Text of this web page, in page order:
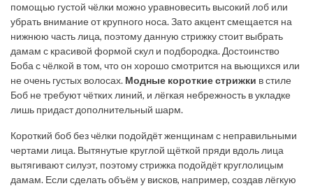
помощью густой чёлки можно уравновесить высокий лоб или
убрать внимание от крупного носа. Зато акцент смещается на
нижнюю часть лица, поэтому данную стрижку стоит выбрать
дамам с красивой формой скул и подбородка. Достоинство
Боба с чёлкой в том, что он хорошо смотрится на вьющихся или
не очень густых волосах. Модные короткие стрижки в стиле
Боб не требуют чётких линий, и лёгкая небрежность в укладке
лишь придаст дополнительный шарм.
Короткий боб без чёлки подойдёт женщинам с неправильными
чертами лица. Вытянутые круглой щёткой пряди вдоль лица
вытягивают силуэт, поэтому стрижка подойдёт круглолицым
дамам. Если сделать объём у висков, например, создав лёгкую